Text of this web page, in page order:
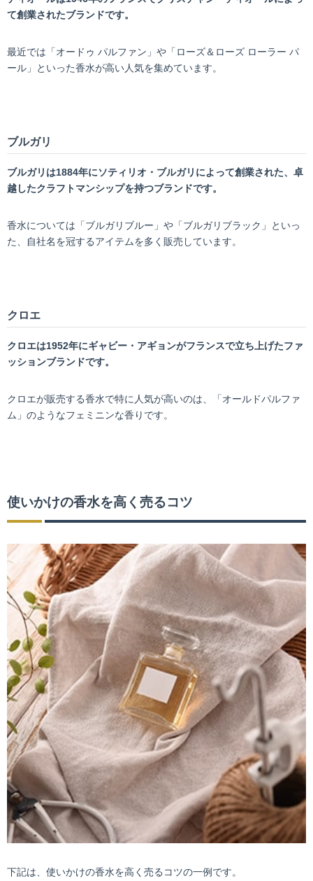
て創業されたブランドです。
最近では「オードゥ パルファン」や「ローズ＆ローズ ローラー パ
ール」といった香水が高い人気を集めています。
ブルガリ
ブルガリは1884年にソティリオ・ブルガリによって創業された、卓
越したクラフトマンシップを持つブランドです。
香水については「ブルガリブルー」や「ブルガリブラック」といっ
た、自社名を冠するアイテムを多く販売しています。
クロエ
クロエは1952年にギャビー・アギョンがフランスで立ち上げたファ
ッションブランドです。
クロエが販売する香水で特に人気が高いのは、「オールドパルファ
ム」のようなフェミニンな香りです。
使いかけの香水を高く売るコツ
下記は、使いかけの香水を高く売るコツの一例です。